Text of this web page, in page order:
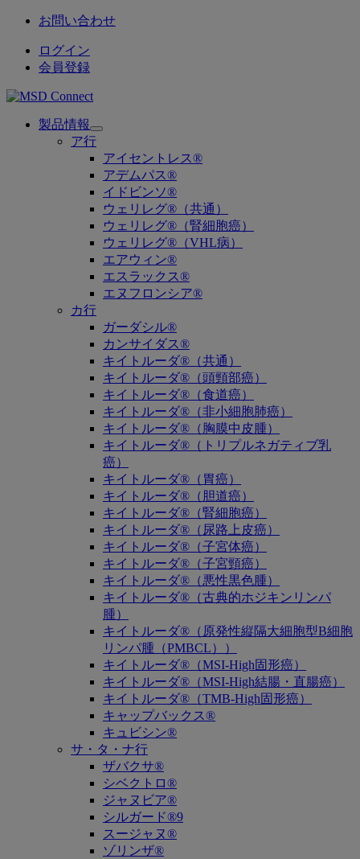
お問い合わせ
ログイン
会員登録
製品情報
Open
submenu
ア行
アイセントレス®
アデムパス®
イドビンソ®
ウェリレグ®（共通）
ウェリレグ®（腎細胞癌）
ウェリレグ®（VHL病）
エアウィン®
エスラックス®
エヌフロンシア®
カ行
ガーダシル®
カンサイダス®
キイトルーダ®（共通）
キイトルーダ®（頭頸部癌）
キイトルーダ®（食道癌）
キイトルーダ®（非小細胞肺癌）
キイトルーダ®（胸膜中皮腫）
キイトルーダ®（トリプルネガティブ乳
癌）
キイトルーダ®（胃癌）
キイトルーダ®（胆道癌）
キイトルーダ®（腎細胞癌）
キイトルーダ®（尿路上皮癌）
キイトルーダ®（子宮体癌）
キイトルーダ®（子宮頸癌）
キイトルーダ®（悪性黒色腫）
キイトルーダ®（古典的ホジキンリンパ
腫）
キイトルーダ®（原発性縦隔大細胞型B細胞
リンパ腫（PMBCL））
キイトルーダ®（MSI-High固形癌）
キイトルーダ®（MSI-High結腸・直腸癌）
キイトルーダ®（TMB-High固形癌）
キャップバックス®
キュビシン®
サ・タ・ナ行
ザバクサ®
シベクトロ®
ジャヌビア®
シルガード®9
スージャヌ®
ゾリンザ®